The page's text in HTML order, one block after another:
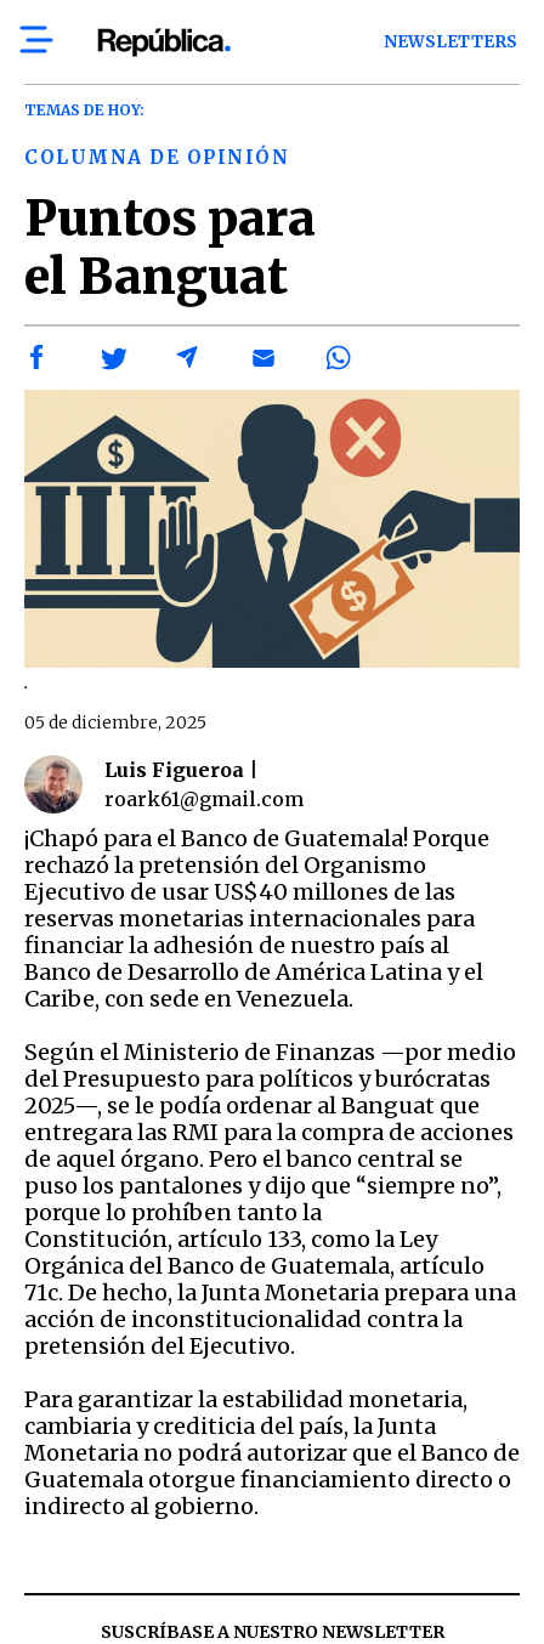
NEWSLETTERS
TEMAS DE HOY:
COLUMNA DE OPINIÓN
Puntos para
el Banguat
.
Luis Figueroa |
roark61@gmail.com
05 de diciembre, 2025
¡Chapó para el Banco de Guatemala! Porque
rechazó la pretensión del Organismo
Ejecutivo de usar US$40 millones de las
reservas monetarias internacionales para
financiar la adhesión de nuestro país al
Banco de Desarrollo de América Latina y el
Caribe, con sede en Venezuela.
Según el Ministerio de Finanzas —por medio
del Presupuesto para políticos y burócratas
2025—, se le podía ordenar al Banguat que
entregara las RMI para la compra de acciones
de aquel órgano. Pero el banco central se
puso los pantalones y dijo que “siempre no”,
porque lo prohíben tanto la
Constitución, artículo 133, como la Ley
Orgánica del Banco de Guatemala, artículo
71c. De hecho, la Junta Monetaria prepara una
acción de inconstitucionalidad contra la
pretensión del Ejecutivo.
Para garantizar la estabilidad monetaria,
cambiaria y crediticia del país, la Junta
Monetaria no podrá autorizar que el Banco de
Guatemala otorgue financiamiento directo o
indirecto al gobierno.
SUSCRÍBASE A NUESTRO NEWSLETTER